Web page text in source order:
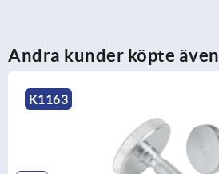
Andra kunder köpte även